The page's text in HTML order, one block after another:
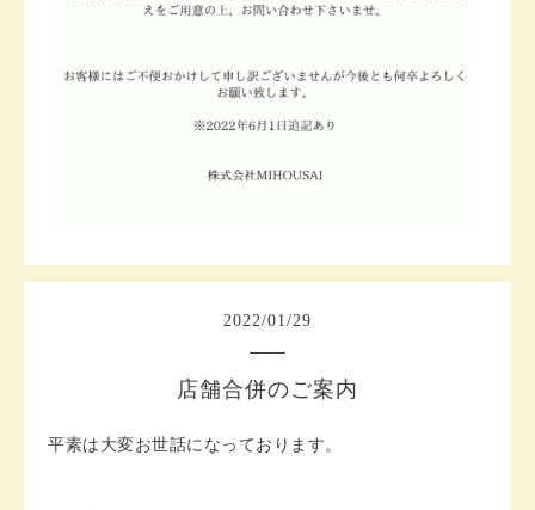
2022/01/29
店舗合併のご案内
平素は大変お世話になっております。